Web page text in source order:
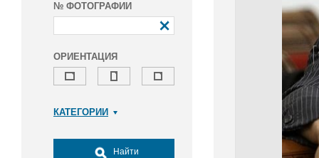
№ ФОТОГРАФИИ
ОРИЕНТАЦИЯ
КАТЕГОРИИ
Досуг, туризм и отдых
Найти